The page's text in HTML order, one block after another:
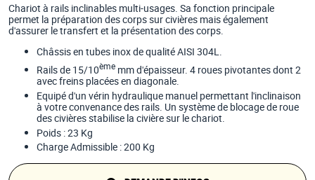
Chariot à rails inclinables multi-usages. Sa fonction principale
permet la préparation des corps sur civières mais également
d'assurer le transfert et la présentation des corps.
Châssis en tubes inox de qualité AISI 304L.
Rails de 15/10ème mm d'épaisseur. 4 roues pivotantes dont 2
avec freins placées en diagonale.
Equipé d'un vérin hydraulique manuel permettant l'inclinaison
à votre convenance des rails. Un système de blocage de roue
des civières stabilise la civière sur le chariot.
Poids : 23 Kg
Charge Admissible : 200 Kg